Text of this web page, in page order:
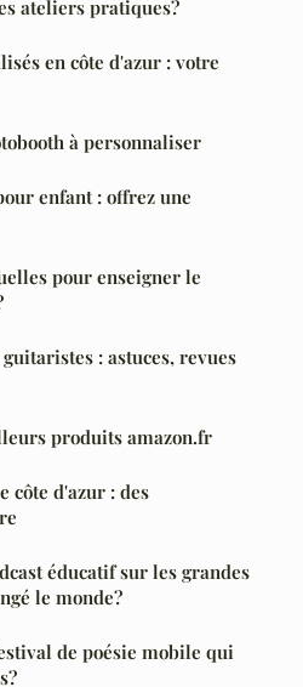
ateliers pratiques?
en côte d'azur : votre
à personnaliser
enfant : offrez une
pour enseigner le
: astuces, revues
produits amazon.fr
côte d'azur : des
éducatif sur les grandes
le monde?
de poésie mobile qui